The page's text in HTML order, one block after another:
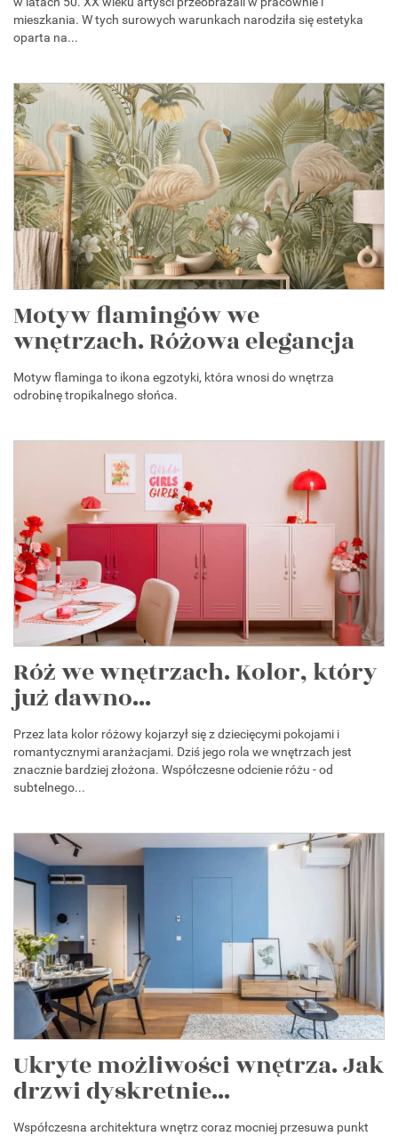
mieszkania. W tych surowych warunkach narodziła się estetyka
oparta na...
Motyw flamingów we
wnętrzach. Różowa elegancja
Motyw flaminga to ikona egzotyki, która wnosi do wnętrza
odrobinę tropikalnego słońca.
Róż we wnętrzach. Kolor, który
już dawno...
Przez lata kolor różowy kojarzył się z dziecięcymi pokojami i
romantycznymi aranżacjami. Dziś jego rola we wnętrzach jest
znacznie bardziej złożona. Współczesne odcienie różu - od
subtelnego...
Ukryte możliwości wnętrza. Jak
drzwi dyskretnie...
Współczesna architektura wnętrz coraz mocniej przesuwa punkt